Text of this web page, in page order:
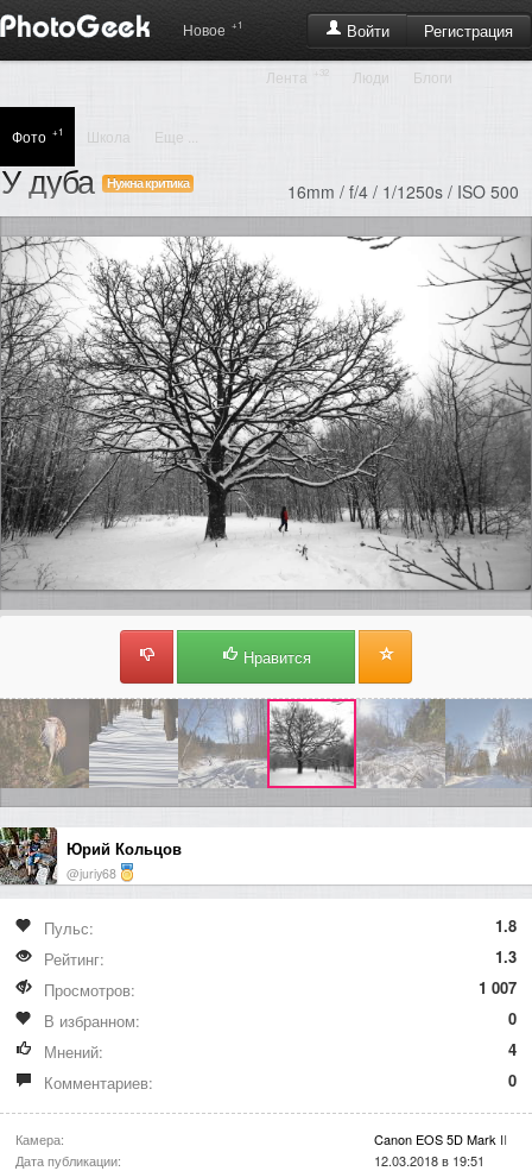
Войти Регистрация
Новое +1
Лента Люди Блоги
Фото +1 Школа Еще ...
У дуба Нужна критика 16mm / f/4 / 1/1250s / ISO 500
Нравится
Юрий Кольцов
@juriy68
Пульс:
1.8
Рейтинг:
1.3
Просмотров:
1 007
В избранном:
0
Мнений:
4
Комментариев:
0
Камера:
Canon EOS 5D Mark II
Дата публикации:
12.03.2018 в 19:51